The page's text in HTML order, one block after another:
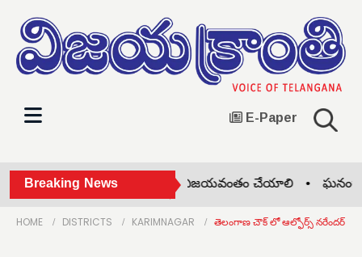
E-Paper
Breaking News
ప్రపంచ ఆదివాసీ దినోత్సవాన్ని విజయవంతం చేయాలి • ఘనంగా
HOME DISTRICTS KARIMNAGAR తెలంగాణ చౌక్ లో ఆల్ఫోర్స్ నరేందర్ రెడ్డి